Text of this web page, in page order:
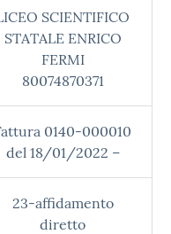
SCIENTIFICO
STATALE ENRICO
FERMI
80074870371
0140-000010
del 18/01/2022 –
23-affidamento
diretto